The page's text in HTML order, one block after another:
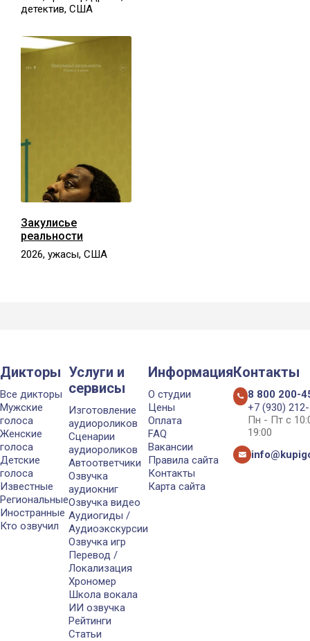
детектив, США
Закулисье
реальности
2026, ужасы, США
Дикторы
Все дикторы
Мужские
голоса
Женские
голоса
Детские
голоса
Известные
Региональные
Иностранные
Кто озвучил
Услуги и
сервисы
Изготовление
аудиороликов
Сценарии
аудиороликов
Автоответчики
Озвучка
аудиокниг
Озвучка видео
Аудиогиды /
Аудиоэкскурсии
Озвучка игр
Перевод /
Локализация
Хрономер
Школа вокала
ИИ озвучка
Рейтинги
Статьи
Информация
О студии
Цены
Оплата
FAQ
Вакансии
Правила сайта
Контакты
Карта сайта
Контакты
8 800 200-
+7 (930)
Пн - Пт с
19:00